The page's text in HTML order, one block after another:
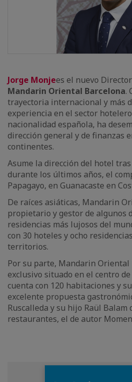
Jorge Monjees el nuevo
Mandarin Oriental Barcelona.
trayectoria internacional y más
experiencia en el sector
nacionalidad española, ha
dirección general y de finanzas
continentes.
Asume la dirección del hotel
durante los últimos años, el
Papagayo, en Guanacaste en
De raíces asiáticas, Mandarin
propietario y gestor de algunos
residencias más lujosos del
con 30 hoteles y ocho
territorios.
Por su parte, Mandarin Oriental
exclusivo situado en el centro
cuenta con 120 habitaciones y
excelente propuesta
Ruscalleda y su hijo Raül Balam
restaurantes, el de autor